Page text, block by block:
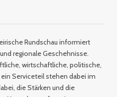
Rundschau informiert
regionale Geschehnisse.
wirtschaftliche, politische,
Serviceteil stehen dabei im
die Stärken und die